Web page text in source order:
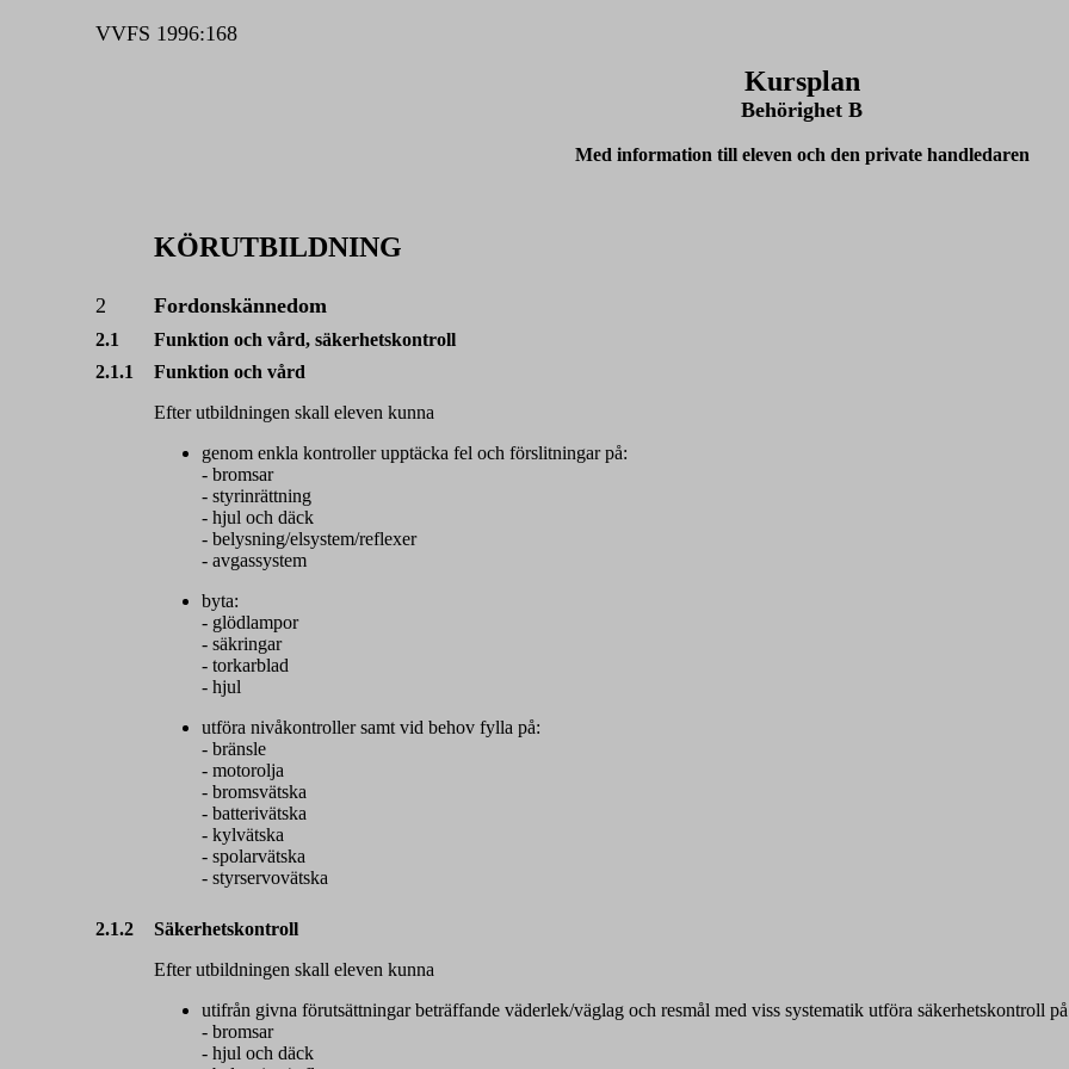
VVFS 1996:168
Kursplan
Behörighet B
Med information till eleven och den private handledaren
KÖRUTBILDNING
2 Fordonskännedom
2.1
Funktion och vård, säkerhetskontroll
2.1.1
Funktion och vård
Efter utbildningen skall eleven kunna
genom enkla kontroller upptäcka fel och förslitningar på:
- bromsar
- styrinrättning
- hjul och däck
- belysning/elsystem/reflexer
- avgassystem
byta:
- glödlampor
- säkringar
- torkarblad
- hjul
utföra nivåkontroller samt vid behov fylla på:
- bränsle
- motorolja
- bromsvätska
- batterivätska
- kylvätska
- spolarvätska
- styrservovätska
2.1.2
Säkerhetskontroll
Efter utbildningen skall eleven kunna
utifrån givna förutsättningar beträffande väderlek/väglag och resmål med viss systematik utföra säkerhetskontroll
- bromsar
- hjul och däck